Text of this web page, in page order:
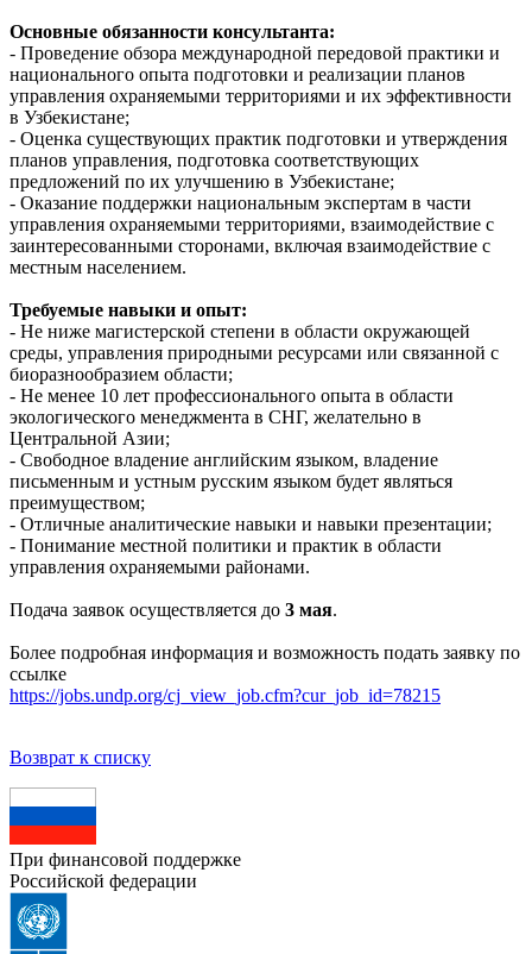
Основные обязанности консультанта:
- Проведение обзора международной передовой практики и
национального опыта подготовки и реализации планов
управления охраняемыми территориями и их эффективности
в Узбекистане;
- Оценка существующих практик подготовки и утверждения
планов управления, подготовка соответствующих
предложений по их улучшению в Узбекистане;
- Оказание поддержки национальным экспертам в части
управления охраняемыми территориями, взаимодействие с
заинтересованными сторонами, включая взаимодействие с
местным населением.
Требуемые навыки и опыт:
- Не ниже магистерской степени в области окружающей
среды, управления природными ресурсами или связанной с
биоразнообразием области;
- Не менее 10 лет профессионального опыта в области
экологического менеджмента в СНГ, желательно в
Центральной Азии;
- Свободное владение английским языком, владение
письменным и устным русским языком будет являться
преимуществом;
- Отличные аналитические навыки и навыки презентации;
- Понимание местной политики и практик в области
управления охраняемыми районами.
Подача заявок осуществляется до 3 мая.
Более подробная информация и возможность подать заявку по
ссылке
https://jobs.undp.org/cj_view_job.cfm?cur_job_id=78215
Возврат к списку
При финансовой поддержке
Российской федерации